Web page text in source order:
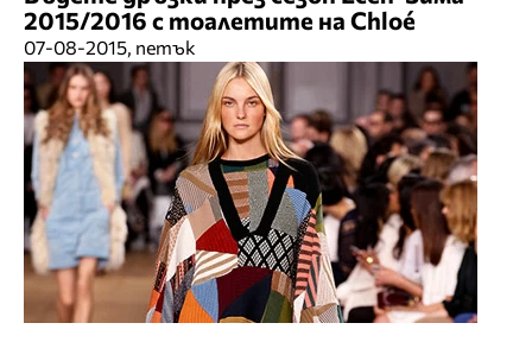
2015/2016 с тоалетите на Chloé
07-08-2015, петък